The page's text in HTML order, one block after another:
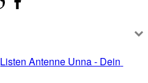
Listen Antenne Unna - Dein